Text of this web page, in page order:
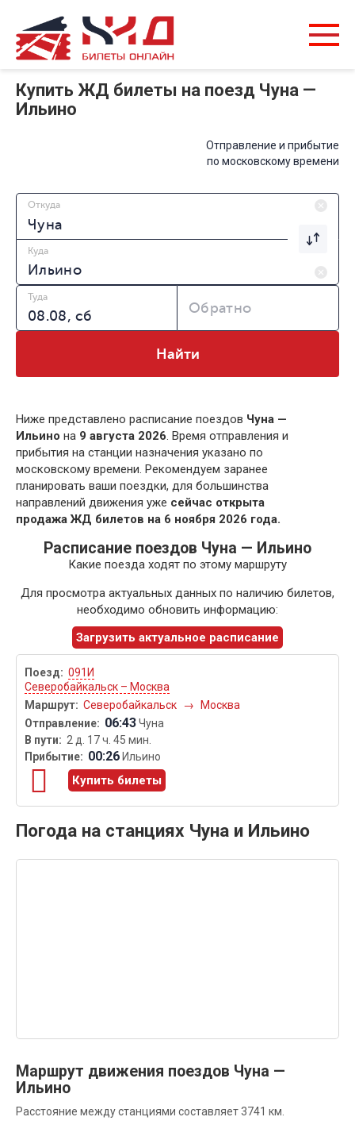
Купить ЖД билеты на поезд Чуна —
Ильино
Отправление и прибытие
по московскому времени
Откуда
Куда
Туда
Обратно
Найти
Ниже представлено расписание поездов Чуна —
Ильино на 9 августа 2026. Время отправления и
прибытия на станции назначения указано по
московскому времени. Рекомендуем заранее
планировать ваши поездки, для большинства
направлений движения уже сейчас открыта
продажа ЖД билетов на 6 ноября 2026 года.
Расписание поездов Чуна — Ильино
Какие поезда ходят по этому маршруту
Для просмотра актуальных данных по наличию билетов,
необходимо обновить информацию:
Загрузить актуальное расписание
091И
Северобайкальск – Москва
Северобайкальск
→ Москва
06:43Чуна
2 д. 17 ч. 45 мин.
00:26 Ильино
Купить билеты
Погода на станциях Чуна и Ильино
Маршрут движения поездов Чуна —
Ильино
Расстояние между станциями составляет 3741 км.